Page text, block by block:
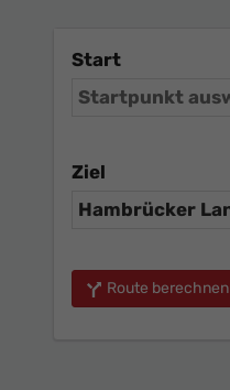
Start
Ziel
Route berechnen